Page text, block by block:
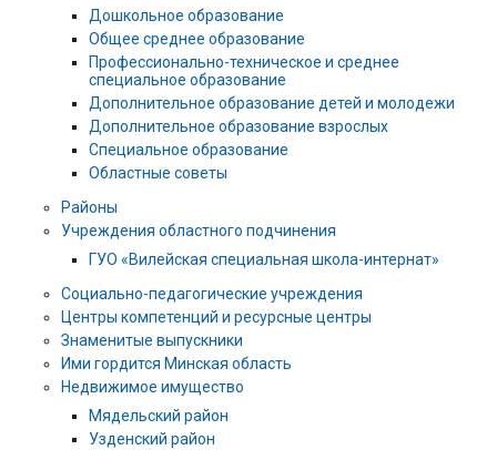
Дошкольное образование
Общее среднее образование
Профессионально-техническое и среднее
специальное образование
Дополнительное образование детей и молодежи
Дополнительное образование взрослых
Специальное образование
Областные советы
Районы
Учреждения областного подчинения
ГУО «Вилейская специальная школа-интернат»
Социально-педагогические учреждения
Центры компетенций и ресурсные центры
Знаменитые выпускники
Ими гордится Минская область
Недвижимое имущество
Мядельский район
Узденский район